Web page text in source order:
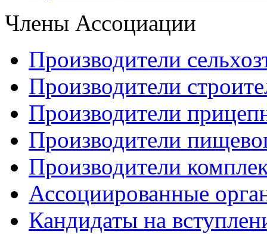
Члены Ассоциации
Производители
Производители
Производители
Производители
Производители
Ассоциированные
Кандидаты на